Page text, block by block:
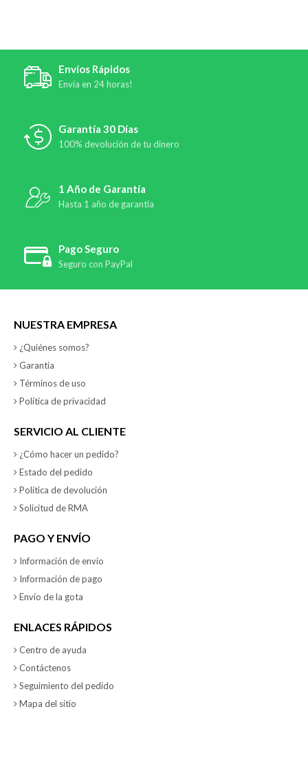
Envíos Rápidos
Envía en 24 horas!
Garantía 30 Días
100% devolución de tu dinero
1 Año de Garantía
Hasta 1 año de garantía
Pago Seguro
Seguro con PayPal
NUESTRA EMPRESA
¿Quiénes somos?
Garantía
Términos de uso
Política de privacidad
SERVICIO AL CLIENTE
¿Cómo hacer un pedido?
Estado del pedido
Política de devolución
Solicitud de RMA
PAGO Y ENVÍO
Información de envío
Información de pago
Envio de la gota
ENLACES RÁPIDOS
Centro de ayuda
Contáctenos
Seguimiento del pedido
Mapa del sitio